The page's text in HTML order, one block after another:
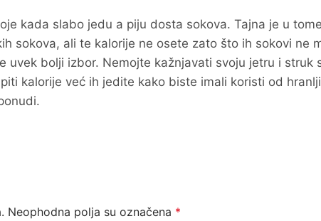
kada slabo jedu a piju dosta sokova. Tajna je u
sokova, ali te kalorije ne osete zato što ih sokovi ne
uvek bolji izbor. Nemojte kažnjavati svoju jetru i struk
kalorije već ih jedite kako biste imali koristi od
Neophodna polja su označena *